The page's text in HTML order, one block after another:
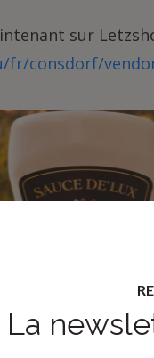
sur
fr/consdorf/
Honey
La